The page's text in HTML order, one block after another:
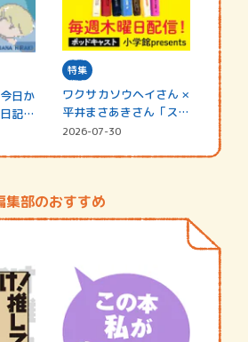
日か
日記
特集
ワクサカソウヘイさん ×
平井まさあきさん「スペ
シャ…
2026-07-30
集部のおすすめ